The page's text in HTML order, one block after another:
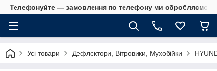
Телефонуйте — замовлення по телефону ми обробляємо в
Усі товари Дефлектори, Вітровики, Мухобійки